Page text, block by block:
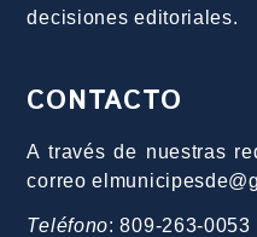
decisiones editoriales.
CONTACTO
A través de nuestras
correo
Teléfono: 809-263-0053